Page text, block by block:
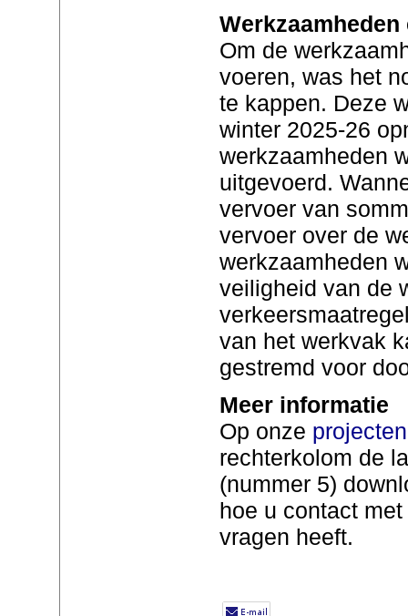
Werkzaamheden
Om de
voeren, was het
te kappen. Deze
winter 2025-26
werkzaamheden
uitgevoerd.
vervoer van
vervoer over de
werkzaamheden
veiligheid van de
van het werkvak
gestremd voor
Meer informatie
Op onze
rechterkolom de
(nummer 5)
hoe u contact
vragen heeft.